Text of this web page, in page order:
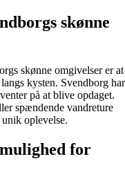
skønne
skønne omgivelser er at
kysten. Svendborg har
på at blive opdaget.
spændende vandreture
oplevelse.
for